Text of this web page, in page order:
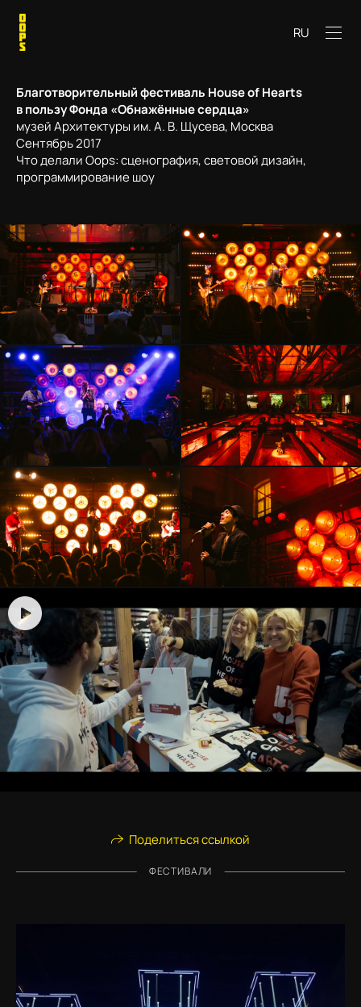
RU
Благотворительный фестиваль House of Hearts
в пользу Фонда «Обнажённые сердца»
музей Архитектуры им. А. В. Щусева, Москва
Сентябрь 2017
Что делали Oops: сценография, световой дизайн,
программирование шоу
Поделиться ссылкой
ФЕСТИВАЛИ